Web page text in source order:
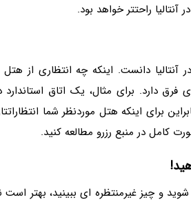
راحتتر خواهد بود.
آنتالیا دانست. اینکه چه انتظاری از
دارد. برای مثال، یک اتاق
برای اینکه هتل موردنظر شما
کامل در منبع رزرو مطالعه کنید.
شوید و چیز غیرمنتظره ای ببینید، بهتر